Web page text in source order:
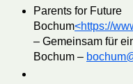
Parents for Future
Bochum<https://
– Gemeinsam für
Bochum –